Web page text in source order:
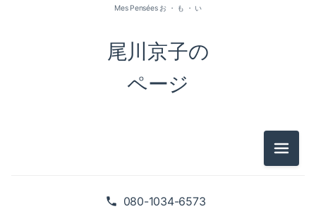
080-1034-6573
尾川京子の
ページ
Mes Pensées お ・ も ・ い
メニュ